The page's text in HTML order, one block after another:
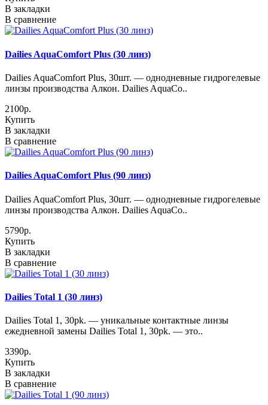
В закладки
В сравнение
Dailies AquaComfort Plus (30 линз)
Dailies AquaComfort Plus, 30шт. — однодневные гидрогелевые
линзы производства Алкон. Dailies AquaCo..
2100р.
Купить
В закладки
В сравнение
Dailies AquaComfort Plus (90 линз)
Dailies AquaComfort Plus, 30шт. — однодневные гидрогелевые
линзы производства Алкон. Dailies AquaCo..
5790р.
Купить
В закладки
В сравнение
Dailies Total 1 (30 линз)
Dailies Total 1, 30pk. — уникальные контактные линзы
ежедневной замены Dailies Total 1, 30pk. — это..
3390р.
Купить
В закладки
В сравнение